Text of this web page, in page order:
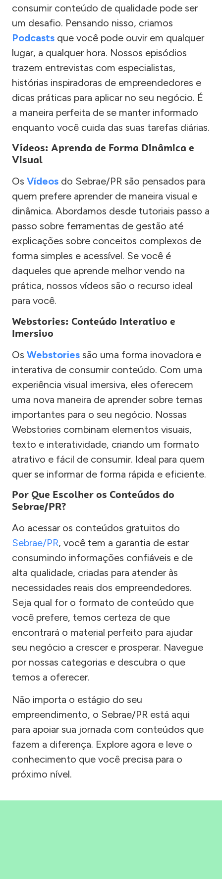
consumir conteúdo de qualidade pode ser
um desafio. Pensando nisso, criamos
Podcasts que você pode ouvir em qualquer
lugar, a qualquer hora. Nossos episódios
trazem entrevistas com especialistas,
histórias inspiradoras de empreendedores e
dicas práticas para aplicar no seu negócio. É
a maneira perfeita de se manter informado
enquanto você cuida das suas tarefas diárias.
Vídeos: Aprenda de Forma Dinâmica e
Visual
Os Vídeos do Sebrae/PR são pensados para
quem prefere aprender de maneira visual e
dinâmica. Abordamos desde tutoriais passo a
passo sobre ferramentas de gestão até
explicações sobre conceitos complexos de
forma simples e acessível. Se você é
daqueles que aprende melhor vendo na
prática, nossos vídeos são o recurso ideal
para você.
Webstories: Conteúdo Interativo e
Imersivo
Os Webstories são uma forma inovadora e
interativa de consumir conteúdo. Com uma
experiência visual imersiva, eles oferecem
uma nova maneira de aprender sobre temas
importantes para o seu negócio. Nossas
Webstories combinam elementos visuais,
texto e interatividade, criando um formato
atrativo e fácil de consumir. Ideal para quem
quer se informar de forma rápida e eficiente.
Por Que Escolher os Conteúdos do
Sebrae/PR?
Ao acessar os conteúdos gratuitos do
Sebrae/PR, você tem a garantia de estar
consumindo informações confiáveis e de
alta qualidade, criadas para atender às
necessidades reais dos empreendedores.
Seja qual for o formato de conteúdo que
você prefere, temos certeza de que
encontrará o material perfeito para ajudar
seu negócio a crescer e prosperar. Navegue
por nossas categorias e descubra o que
temos a oferecer.
Não importa o estágio do seu
empreendimento, o Sebrae/PR está aqui
para apoiar sua jornada com conteúdos que
fazem a diferença. Explore agora e leve o
conhecimento que você precisa para o
próximo nível.